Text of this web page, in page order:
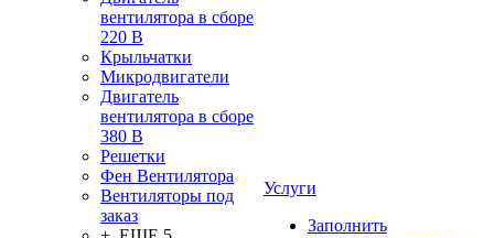
вентилятора в сборе
220 В
Крыльчатки
Микродвигатели
Двигатель
вентилятора в сборе
380 В
Решетки
Фен Вентилятора
Вентиляторы под
заказ
Услуги
Заполнить